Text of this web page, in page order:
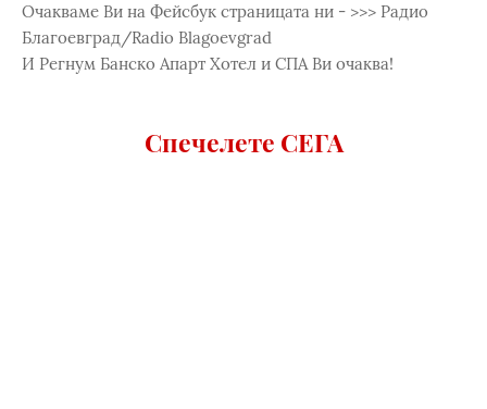
Очакваме Ви на Фейсбук страницата ни - >>> Радио
Благоевград/Radio Blagoevgrad
И Регнум Банско Апарт Хотел и СПА Ви очаква!
Спечелете СЕГА